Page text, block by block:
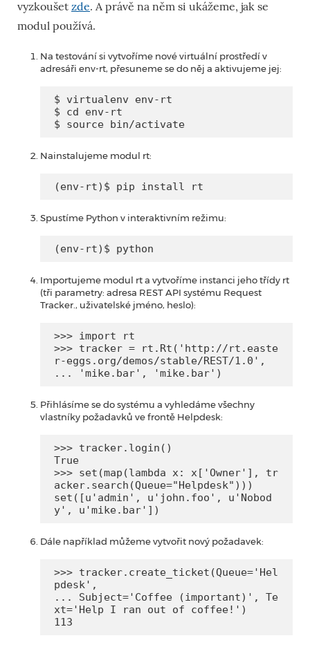
vyzkoušet zde. A právě na něm si ukážeme, jak se
modul používá.
Na testování si vytvoříme nové virtuální prostředí v
adresáři env-rt, přesuneme se do něj a aktivujeme jej:
$ virtualenv env-rt
$ cd env-rt
$ source bin/activate
Nainstalujeme modul rt:
(env-rt)$ pip install rt
Spustíme Python v interaktivním režimu:
(env-rt)$ python
Importujeme modul rt a vytvoříme instanci jeho třídy rt
(tři parametry: adresa REST API systému Request
Tracker., uživatelské jméno, heslo):
>>> import rt
>>> tracker = rt.Rt('http://rt.easte
r-eggs.org/demos/stable/REST/1.0',
... 'mike.bar', 'mike.bar')
Přihlásíme se do systému a vyhledáme všechny
vlastníky požadavků ve frontě Helpdesk:
>>> tracker.login()
True
>>> set(map(lambda x: x['Owner'], tr
acker.search(Queue="Helpdesk")))
set([u'admin', u'john.foo', u'Nobod
y', u'mike.bar'])
Dále například můžeme vytvořit nový požadavek:
>>> tracker.create_ticket(Queue='Hel
pdesk',
... Subject='Coffee (important)', Te
xt='Help I ran out of coffee!')
113